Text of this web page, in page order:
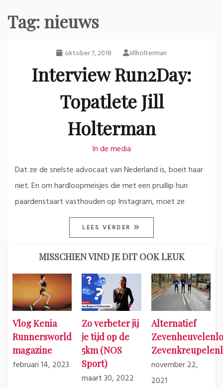
Tag:nieuws
oktober 7, 2018 Jillholterman
Interview Run2Day:
Topatlete Jill
Holterman
In de media
Dat ze de snelste advocaat van Nederland is, boeit haar
niet. En om hardloopmeisjes die met een pruillip hun
paardenstaart vasthouden op Instagram, moet ze
LEES VERDER
MISSCHIEN VIND JE DIT OOK LEUK
Vlog Kenia
Runnersworld
magazine
februari 14, 2023
Zo verbeter jij
je tijd op de
5km (NOS
Sport)
maart 30, 2022
Alternatief
november 22,
2021